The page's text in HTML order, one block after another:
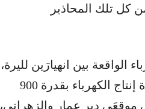
كل تلك المحاذير
الواقعة بين انهيارَين لليرة،
التي تحققت أواخر التسعينات، وارتكزت على تأمين زيادة إنتاج الكهرباء بقدرة 900
موقعَي دير عمار والزهراني،